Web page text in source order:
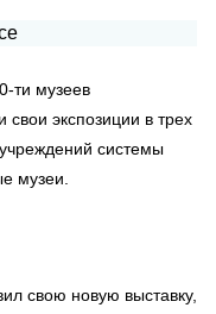
ти музеев
свои экспозиции в трех
системы
музеи.
свою новую выставку,